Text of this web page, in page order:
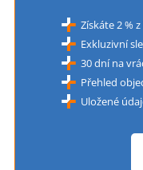
Získáte 2 %
Exkluzivní
30 dní na
Přehled
Uložené